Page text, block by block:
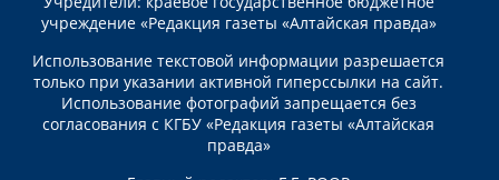
учреждение «Редакция газеты «Алтайская правда»
Использование текстовой информации разрешается
только при указании активной гиперссылки на сайт.
Использование фотографий запрещается без
согласования с КГБУ «Редакция газеты «Алтайская
правда»